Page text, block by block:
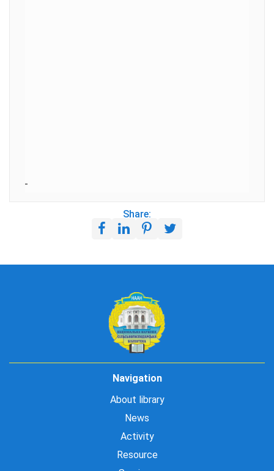
Share:
Navigation
About library
News
Activity
Resource